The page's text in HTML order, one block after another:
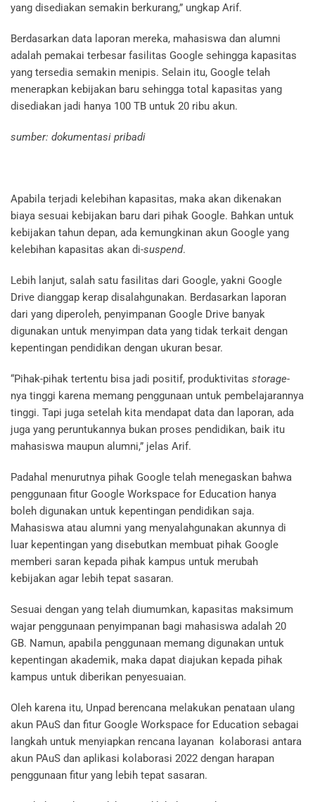
yang disediakan semakin berkurang,” ungkap Arif.
Berdasarkan data laporan mereka, mahasiswa dan alumni
adalah pemakai terbesar fasilitas Google sehingga kapasitas
yang tersedia semakin menipis. Selain itu, Google telah
menerapkan kebijakan baru sehingga total kapasitas yang
disediakan jadi hanya 100 TB untuk 20 ribu akun.
sumber: dokumentasi pribadi
Apabila terjadi kelebihan kapasitas, maka akan dikenakan
biaya sesuai kebijakan baru dari pihak Google. Bahkan untuk
kebijakan tahun depan, ada kemungkinan akun Google yang
kelebihan kapasitas akan di-suspend.
Lebih lanjut, salah satu fasilitas dari Google, yakni Google
Drive dianggap kerap disalahgunakan. Berdasarkan laporan
dari yang diperoleh, penyimpanan Google Drive banyak
digunakan untuk menyimpan data yang tidak terkait dengan
kepentingan pendidikan dengan ukuran besar.
“Pihak-pihak tertentu bisa jadi positif, produktivitas storage-
nya tinggi karena memang penggunaan untuk pembelajarannya
tinggi. Tapi juga setelah kita mendapat data dan laporan, ada
juga yang peruntukannya bukan proses pendidikan, baik itu
mahasiswa maupun alumni,” jelas Arif.
Padahal menurutnya pihak Google telah menegaskan bahwa
penggunaan fitur Google Workspace for Education hanya
boleh digunakan untuk kepentingan pendidikan saja.
Mahasiswa atau alumni yang menyalahgunakan akunnya di
luar kepentingan yang disebutkan membuat pihak Google
memberi saran kepada pihak kampus untuk merubah
kebijakan agar lebih tepat sasaran.
Sesuai dengan yang telah diumumkan, kapasitas maksimum
wajar penggunaan penyimpanan bagi mahasiswa adalah 20
GB. Namun, apabila penggunaan memang digunakan untuk
kepentingan akademik, maka dapat diajukan kepada pihak
kampus untuk diberikan penyesuaian.
Oleh karena itu, Unpad berencana melakukan penataan ulang
akun PAuS dan fitur Google Workspace for Education sebagai
langkah untuk menyiapkan rencana layanan kolaborasi antara
akun PAuS dan aplikasi kolaborasi 2022 dengan harapan
penggunaan fitur yang lebih tepat sasaran.